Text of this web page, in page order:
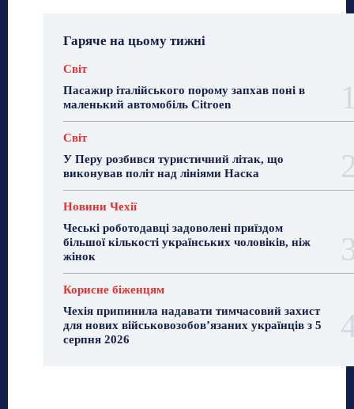
Гаряче на цьому тижні
Світ
Пасажир італійського порому запхав поні в
маленький автомобіль Citroen
Світ
У Перу розбився туристичний літак, що
виконував політ над лініями Наска
Новини Чехії
Чеські роботодавці задоволені приїздом
більшої кількості українських чоловіків, ніж
жінок
Корисне біженцям
Чехія припинила надавати тимчасовий захист
для нових військовозобов’язаних українців з 5
серпня 2026